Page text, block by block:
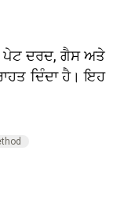
ਪੇਟ ਦਰਦ, ਗੈਸ ਅਤੇ
ਦਿੰਦਾ ਹੈ। ਇਹ